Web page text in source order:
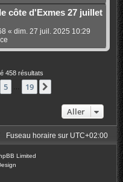
côte d'Exmes 27 juillet
« dim. 27 juil. 2025 10:29
458 résultats
5 19
Aller
Fuseau horaire sur UTC+02:00
Limited